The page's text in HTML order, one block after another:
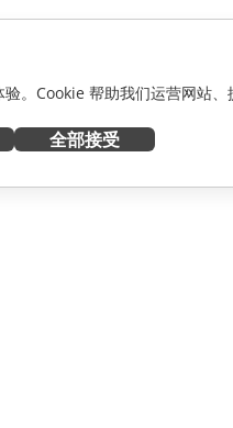
。Cookie 帮助我们运营网站
全部接受